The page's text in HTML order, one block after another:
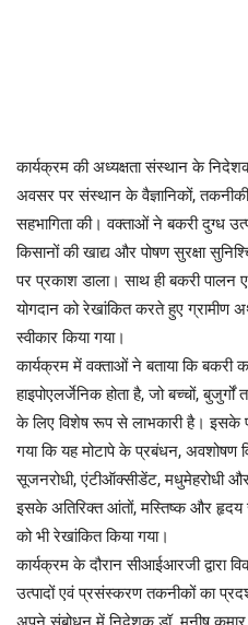
कार्यक्रम की अध्यक्षता संस्थान के
अवसर पर संस्थान के वैज्ञानिकों,
सहभागिता की। वक्ताओं ने बकरी दुग्ध
किसानों की खाद्य और पोषण सुरक्षा
पर प्रकाश डाला। साथ ही बकरी पालन
योगदान को रेखांकित करते हुए ग्रामीण
स्वीकार किया गया।
कार्यक्रम में वक्ताओं ने बताया कि
हाइपोएलर्जेनिक होता है, जो बच्चों,
के लिए विशेष रूप से लाभकारी है। इसके
गया कि यह मोटापे के प्रबंधन, अवशोषण
सूजनरोधी, एंटीऑक्सीडेंट, मधुमेहरोधी
इसके अतिरिक्त आंतों, मस्तिष्क और हृदय
को भी रेखांकित किया गया।
कार्यक्रम के दौरान सीआईआरजी द्वारा
उत्पादों एवं प्रसंस्करण तकनीकों का